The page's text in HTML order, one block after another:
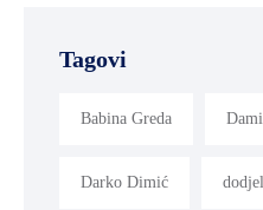
Tagovi
Babina Greda
Darko Dimić